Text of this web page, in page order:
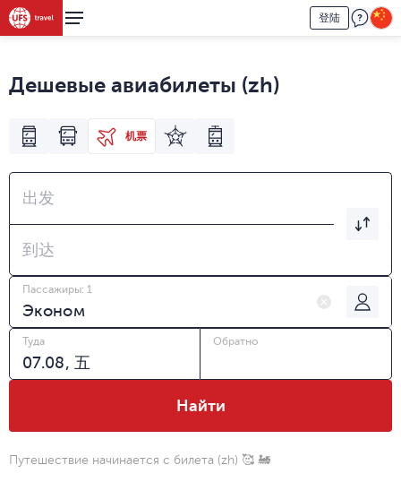
登陆
Дешевые авиабилеты (zh)
机票
出发
到达
Пассажиры: 1
Туда Обратно
Найти
Путешествие начинается с билета (zh) 🥰 🚂